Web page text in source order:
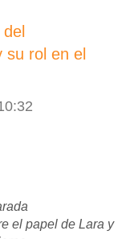
su rol en el
el papel de Lara y